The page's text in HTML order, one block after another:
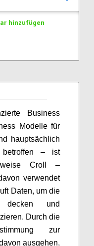
hinzufügen
Business
Modelle für
hauptsächlich
– ist
Croll –
verwendet
Daten, um die
und
Durch die
zur
ausgehen,